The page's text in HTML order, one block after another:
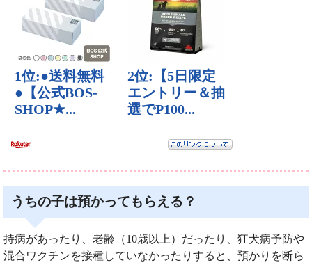
うちの子は預かってもらえる？
持病があったり、老齢（10歳以上）だったり、狂犬病予防や
混合ワクチンを接種していなかったりすると、預かりを断ら